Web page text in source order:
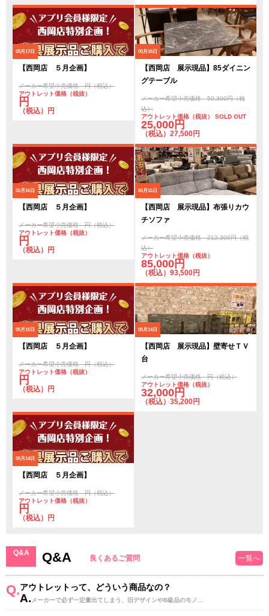
05月17日
【西岡店 ５月企画】
メーカー希望小売価格 円（税込）
アウトレット価格（税抜）
円
（税込）円
05月16日
【西岡店 展示現品】85ダイニン
グテーブル
メーカー希望小売価格 50,300円（税
込）
アウトレット価格（税抜） SOLD OUT
25,000円
（税込）27,500円
05月16日
【西岡店 ５月企画】
メーカー希望小売価格 円（税込）
アウトレット価格（税抜）
円
（税込）円
05月15日
【西岡店 展示現品】布張りカウ
チソファ
メーカー希望小売価格 212,300円（税
込）
アウトレット価格（税抜）
85,000円
（税込）93,500円
05月15日
【西岡店 ５月企画】
メーカー希望小売価格 円（税込）
アウトレット価格（税抜）
円
（税込）円
05月14日
【西岡店 展示現品】壁寄せＴＶ
台
メーカー希望小売価格 円（税込）
アウトレット価格（税抜）
32,000円
（税込）35,200円
05月14日
【西岡店 ５月企画】
メーカー希望小売価格 円（税込）
アウトレット価格（税抜）
円
（税込）円
Q&A Q&A 良くあるご質問 一覧へ
Q.アウトレットって、どういう商品なの？
A. メーカーで必ず一定量出てしまう、旧デザインやB級品のモノ...